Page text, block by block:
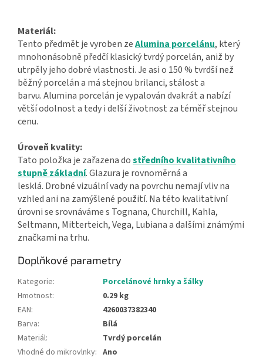
Materiál:
Tento předmět je vyroben zeAlumina porcelánu, který
mnohonásobně předčí klasický tvrdý porcelán, aniž by
utrpěly jeho dobré vlastnosti. Je asi o 150 % tvrdší než
běžný porcelán a má stejnou brilanci, stálost a
barvu. Alumina porcelán je vypalován dvakrát a nabízí
větší odolnost a tedy i delší životnost za téměř stejnou
cenu.
Úroveň kvality:
Tato položka je zařazena dostředního kvalitativního
stupně základní. Glazura je rovnoměrná a
lesklá. Drobné vizuální vady na povrchu nemají vliv na
vzhled ani na zamýšlené použití. Na této kvalitativní
úrovni se srovnáváme s Tognana, Churchill, Kahla,
Seltmann, Mitterteich, Vega, Lubiana a dalšími známými
značkami na trhu.
Doplňkové parametry
Kategorie:
Porcelánové hrnky a šálky
Hmotnost:
0.29 kg
EAN:
4260037382340
Barva:
Bílá
Materiál:
Tvrdý porcelán
Vhodné do mikrovlnky: Ano